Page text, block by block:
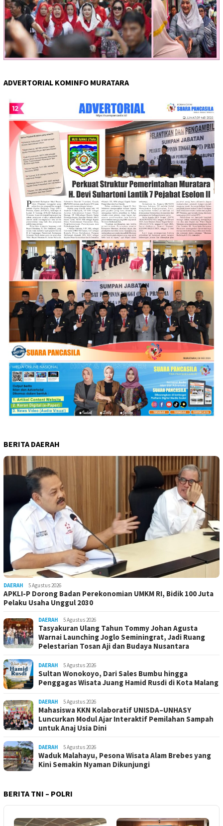
ADVERTORIAL KOMINFO MURATARA
BERITA DAERAH
DAERAH 5 Agustus 2026
APKLI-P Dorong Badan Perekonomian UMKM RI, Bidik 100 Juta
Pelaku Usaha Unggul 2030
DAERAH 5 Agustus 2026
Tasyakuran Ulang Tahun Tommy Johan Agusta
Warnai Launching Joglo Seminingrat, Jadi Ruang
Pelestarian Tosan Aji dan Budaya Nusantara
DAERAH 5 Agustus 2026
Sultan Wonokoyo, Dari Sales Bumbu hingga
Penggagas Wisata Juang Hamid Rusdi di Kota Malang
DAERAH 5 Agustus 2026
Mahasiswa KKN Kolaboratif UNISDA–UNHASY
Luncurkan Modul Ajar Interaktif Pemilahan Sampah
untuk Anaj Usia Dini
DAERAH 5 Agustus 2026
Waduk Malahayu, Pesona Wisata Alam Brebes yang
Kini Semakin Nyaman Dikunjungi
BERITA TNI – POLRI